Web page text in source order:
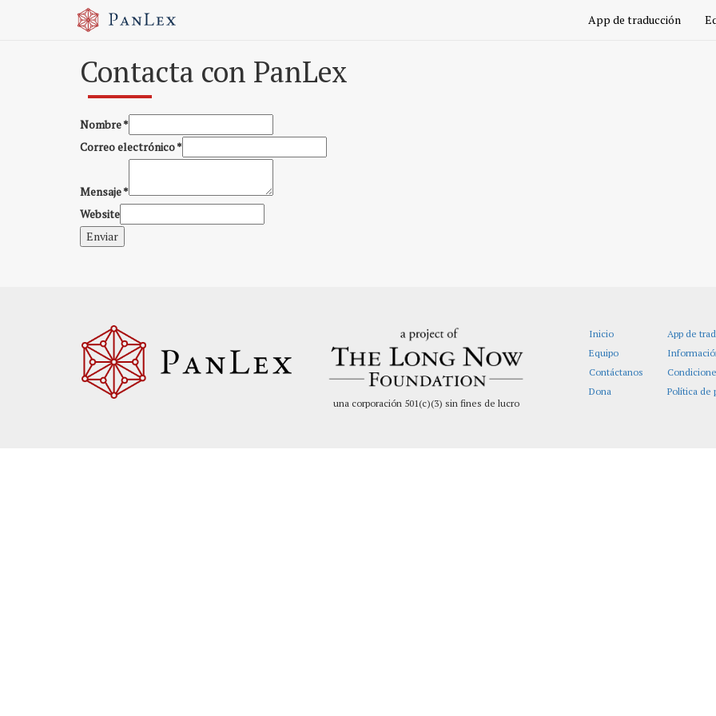
App de traducción
Contacta con PanLex
Nombre*
Correo electrónico*
Mensaje*
Website
Enviar
una corporación 501(c)(3) sin fines de lucro
Inicio
Equipo
Contáctanos
Dona
App de
Política de